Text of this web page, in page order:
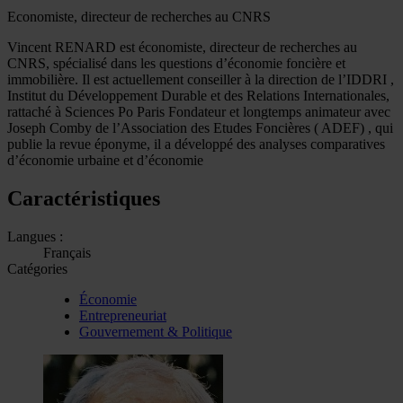
Economiste, directeur de recherches au CNRS
Vincent RENARD est économiste, directeur de recherches au
CNRS, spécialisé dans les questions d’économie foncière et
immobilière. Il est actuellement conseiller à la direction de l’IDDRI ,
Institut du Développement Durable et des Relations Internationales,
rattaché à Sciences Po Paris Fondateur et longtemps animateur avec
Joseph Comby de l’Association des Etudes Foncières ( ADEF) , qui
publie la revue éponyme, il a développé des analyses comparatives
d’économie urbaine et d’économie
Caractéristiques
Langues :
Français
Catégories
Économie
Entrepreneuriat
Gouvernement & Politique